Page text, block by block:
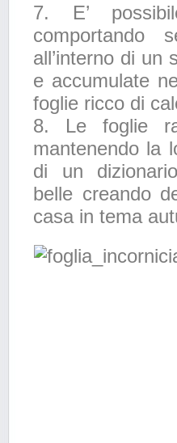
7. E’
comportando
all’interno di un
e accumulate
foglie ricco di
8. Le foglie
mantenendo la
di un
belle creando
casa in tema